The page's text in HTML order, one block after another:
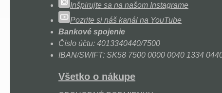
Inšpirujte sa na našom Instagrame
Pozrite si náš kanál na YouTube
Bankové spojenie
Číslo účtu: 4013340440/7500
IBAN/SWIFT: SK58 7500 0000 0040 1334
Všetko o nákupe